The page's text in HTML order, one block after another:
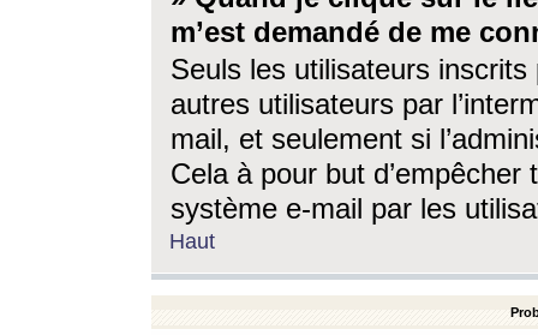
m’est demandé de me
Seuls les utilisateurs
autres utilisateurs par
mail, et seulement si
Cela à pour but
système e-mail par les
Haut